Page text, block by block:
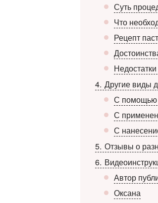
Суть
Что
Рецепт
4 Другие виды
С помощью
С
С
5 Отзывы о
6
Автор
Оксана